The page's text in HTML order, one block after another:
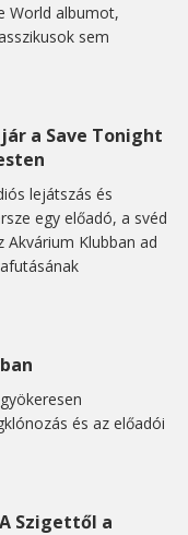
World albumot,
sem
a Save Tonight
lejátszás és
egy előadó, a svéd
Akvárium Klubban ad
és az előadói
Szigettől a